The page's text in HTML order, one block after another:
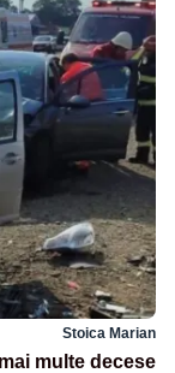
Stoica Marian
multe decese